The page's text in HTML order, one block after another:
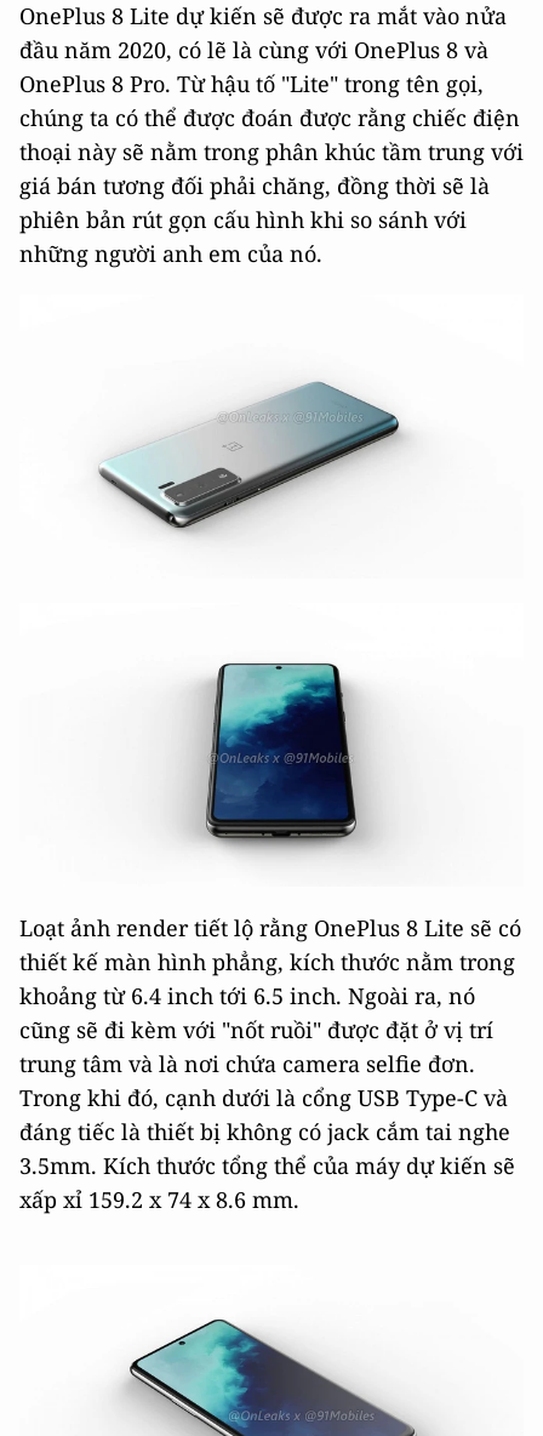
OnePlus 8 Lite dự kiến sẽ được ra mắt vào nửa
đầu năm 2020, có lẽ là cùng với OnePlus 8 và
OnePlus 8 Pro. Từ hậu tố "Lite" trong tên gọi,
chúng ta có thể được đoán được rằng chiếc điện
thoại này sẽ nằm trong phân khúc tầm trung với
giá bán tương đối phải chăng, đồng thời sẽ là
phiên bản rút gọn cấu hình khi so sánh với
những người anh em của nó.
Loạt ảnh render tiết lộ rằng OnePlus 8 Lite sẽ có
thiết kế màn hình phẳng, kích thước nằm trong
khoảng từ 6.4 inch tới 6.5 inch. Ngoài ra, nó
cũng sẽ đi kèm với "nốt ruồi" được đặt ở vị trí
trung tâm và là nơi chứa camera selfie đơn.
Trong khi đó, cạnh dưới là cổng USB Type-C và
đáng tiếc là thiết bị không có jack cắm tai nghe
3.5mm. Kích thước tổng thể của máy dự kiến sẽ
xấp xỉ 159.2 x 74 x 8.6 mm.